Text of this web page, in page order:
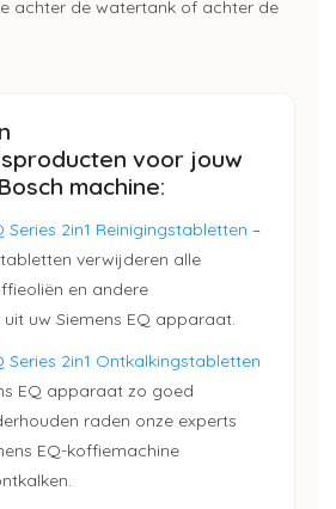
achter de watertank of achter de
voor jouw
machine:
Series 2in1 Reinigingstabletten –
verwijderen alle
en andere
uw Siemens EQ apparaat.
Series 2in1 Ontkalkingstabletten
EQ apparaat zo goed
raden onze experts
EQ-koffiemachine